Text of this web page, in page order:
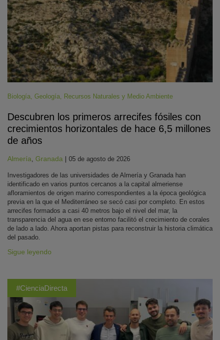
Biología Geología Recursos Naturales y Medio Ambiente
Descubren los primeros arrecifes fósiles con
crecimientos horizontales de hace 6,5 millones
de años
Almería Granada | 05 de agosto de 2026
Investigadores de las universidades de Almería y Granada han
identificado en varios puntos cercanos a la capital almeriense
afloramientos de origen marino correspondientes a la época geológica
previa en la que el Mediterráneo se secó casi por completo. En estos
arrecifes formados a casi 40 metros bajo el nivel del mar, la
transparencia del agua en ese entorno facilitó el crecimiento de corales
de lado a lado. Ahora aportan pistas para reconstruir la historia climática
del pasado.
Sigue leyendo
#CienciaDirecta